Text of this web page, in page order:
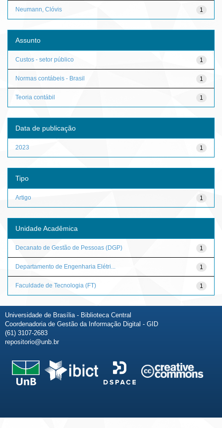
1
Neumann, Clóvis
Assunto
1
Custos - setor público
1
Normas contábeis - Brasil
1
Teoria contábil
Data de publicação
1
2023
Tipo
1
Artigo
Unidade Acadêmica
1
Decanato de Gestão de Pessoas (DGP)
1
Departamento de Engenharia Elétri...
1
Faculdade de Tecnologia (FT)
Universidade de Brasília - Biblioteca Central
Coordenadoria de Gestão da Informação Digital - GID
(61) 3107-2683
repositorio@unb.br